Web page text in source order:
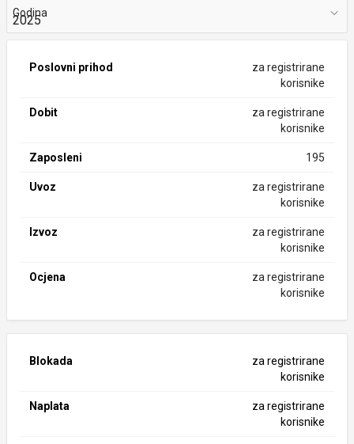
Godina
Poslovni prihod
za registrirane
korisnike
Dobit
za registrirane
korisnike
Zaposleni 195
Uvoz
za registrirane
korisnike
Izvoz
za registrirane
korisnike
Ocjena
za registrirane
korisnike
Blokada
za registrirane
korisnike
Naplata
za registrirane
korisnike